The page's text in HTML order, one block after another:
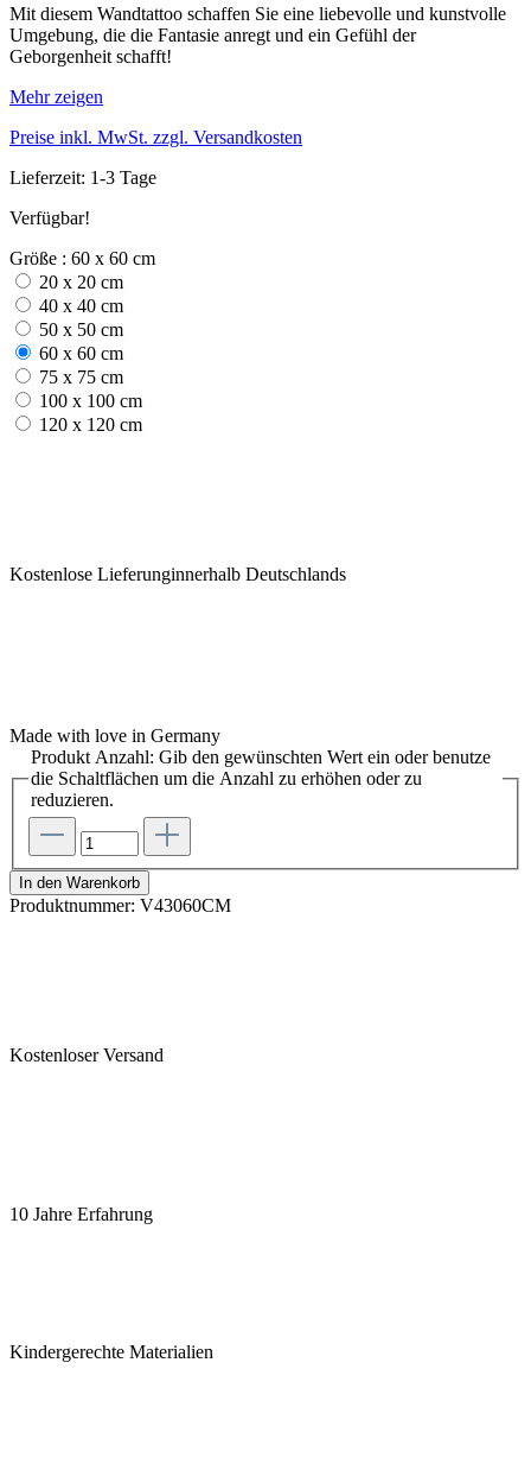
Mit diesem Wandtattoo schaffen Sie eine liebevolle und kunstvolle
Umgebung, die die Fantasie anregt und ein Gefühl der
Geborgenheit schafft!
Mehr zeigen
Preise inkl. MwSt. zzgl. Versandkosten
Lieferzeit: 1-3 Tage
Verfügbar!
Größe : 60 x 60 cm
20 x 20 cm
40 x 40 cm
50 x 50 cm
60 x 60 cm
75 x 75 cm
100 x 100 cm
120 x 120 cm
Kostenlose Lieferunginnerhalb Deutschlands
Made with love in Germany
Produkt Anzahl: Gib den gewünschten Wert ein oder benutze
die Schaltflächen um die Anzahl zu erhöhen oder zu
reduzieren.
In den Warenkorb
Produktnummer: V43060CM
Kostenloser Versand
10 Jahre Erfahrung
Kindergerechte Materialien